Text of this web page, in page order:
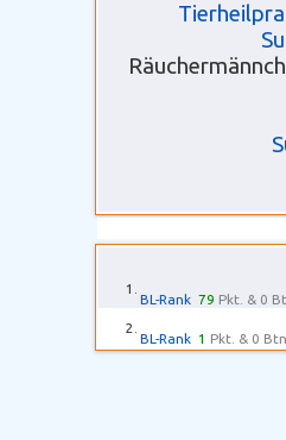
1.
BL-Rank 79 Pkt. & 0
2.
BL-Rank 1 Pkt. & 0